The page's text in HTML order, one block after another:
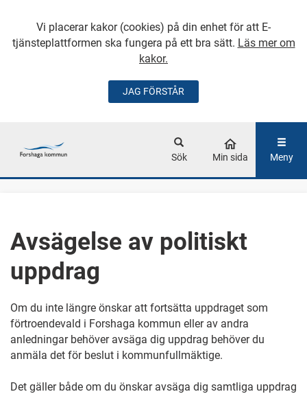
Vi placerar kakor (cookies) på din enhet för att E-
tjänsteplattformen ska fungera på ett bra sätt. Läs mer om
kakor.
JAG FÖRSTÅR
GÅ DIREKT TILL
Sök Min sida Meny
Avsägelse av politiskt
uppdrag
Om du inte längre önskar att fortsätta uppdraget som
förtroendevald i Forshaga kommun eller av andra
anledningar behöver avsäga dig uppdrag behöver du
anmäla det för beslut i kommunfullmäktige.
Det gäller både om du önskar avsäga dig samtliga uppdrag